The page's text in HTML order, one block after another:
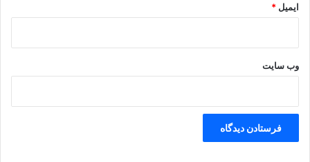
ویتامین آ ۲۵۰ واحد
ویتامین ب ۲ ۰/۱۵ میلی گرم
ایمیل *
وب‌ سایت